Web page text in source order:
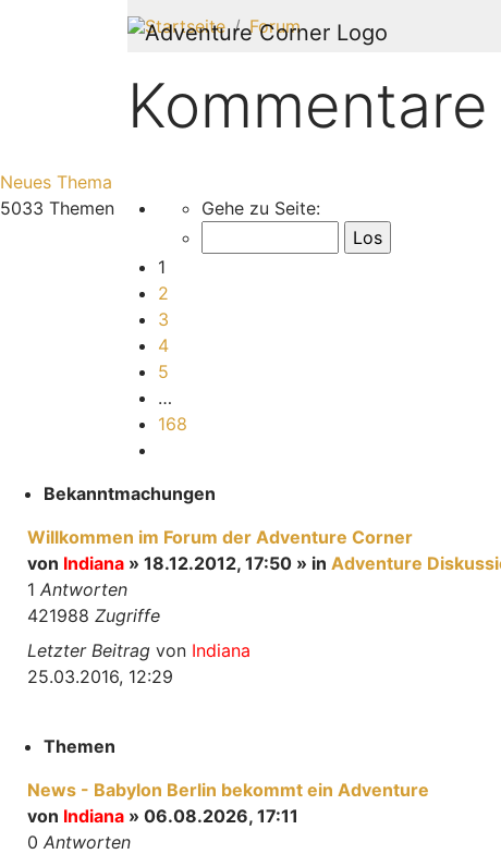
Startseite Forum
Kommentare
Neues Thema
5033 Themen
Seite1von168
Gehe zu Seite:
1
2
3
4
5
…
168
Bekanntmachungen
Willkommen im Forum der Adventure Corner
von Indiana » 18.12.2012, 17:50 » in Adventure
1 Antworten
421988 Zugriffe
Letzter Beitrag von Indiana
25.03.2016, 12:29
Themen
News - Babylon Berlin bekommt ein Adventure
von Indiana » 06.08.2026, 17:11
0 Antworten